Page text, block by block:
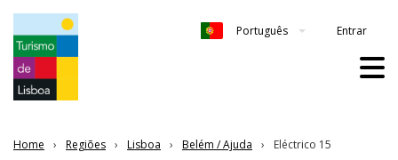
Português Entrar
Home Regiões Lisboa Belém / Ajuda Eléctrico 15